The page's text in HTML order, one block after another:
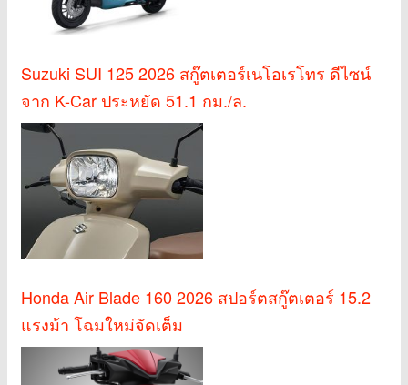
Suzuki SUI 125 2026 สกู๊ตเตอร์เนโอเรโทร ดีไซน์
จาก K-Car ประหยัด 51.1 กม./ล.
Honda Air Blade 160 2026 สปอร์ตสกู๊ตเตอร์ 15.2
แรงม้า โฉมใหม่จัดเต็ม